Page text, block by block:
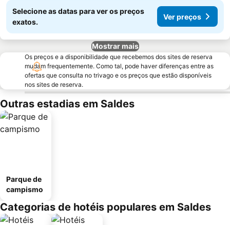
Selecione as datas para ver os preços
exatos.
Ver preços
Mostrar mais
Os preços e a disponibilidade que recebemos dos sites de reserva
mudam frequentemente. Como tal, pode haver diferenças entre as
ofertas que consulta no trivago e os preços que estão disponíveis
nos sites de reserva.
Outras estadias em Saldes
Parque de
campismo
Categorias de hotéis populares em Saldes